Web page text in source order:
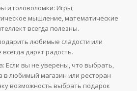
и головоломки: Игры,
мышление, математические
всегда полезны.
любимые сладости или
дарят радость.
Если вы не уверены, что выбрать,
в любимый магазин или ресторан
возможность выбрать подарок